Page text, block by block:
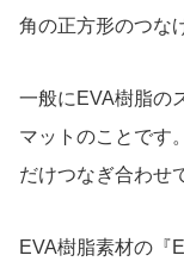
角の正方形のつな
一般にEVA樹脂の
マットのことです
だけつなぎ合わせ
EVA樹脂素材の『